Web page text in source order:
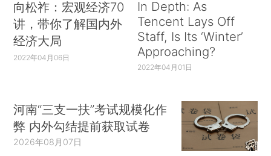
向松祚：宏观经济70
讲，带你了解国内外
经济大局
2022年04月06日
In Depth: As
Tencent Lays Off
Staff, Is Its ‘Winter’
Approaching?
2022年04月01日
河南“三支一扶”考试规模化作
弊 内外勾结提前获取试卷
2026年08月07日